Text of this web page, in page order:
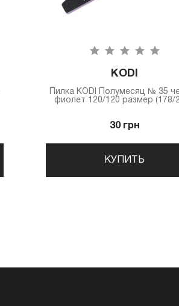
KODI
Пилка КODI Полумесяц № 35
фиолет 120/120 размер (178/
30 грн
КУПИТЬ